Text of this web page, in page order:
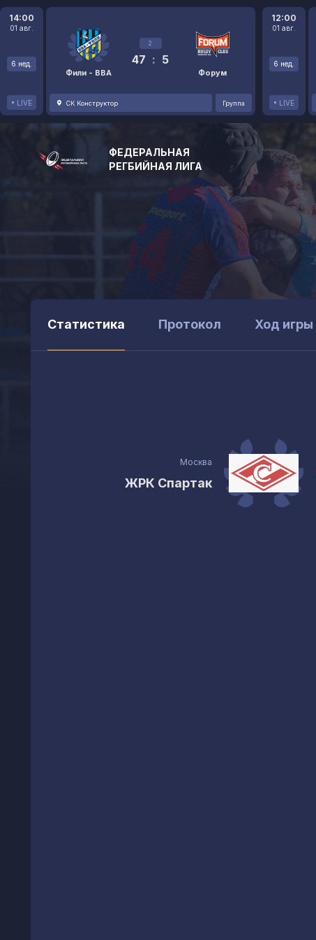
14:00
01 авг.
6 нед.
LIVE
Фили - ВВА
2
47 : 5
Форум
СК Конструктор Группа
12:00
01 авг.
6 нед.
LIVE
ФЕДЕРАЛЬНАЯ
РЕГБИЙНАЯ ЛИГА
Статистика Протокол Ход игры
Москва
ЖРК Спартак